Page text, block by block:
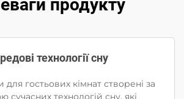
продукту
технології сну
гостьових кімнат створені за
сучасних технологій сну, які